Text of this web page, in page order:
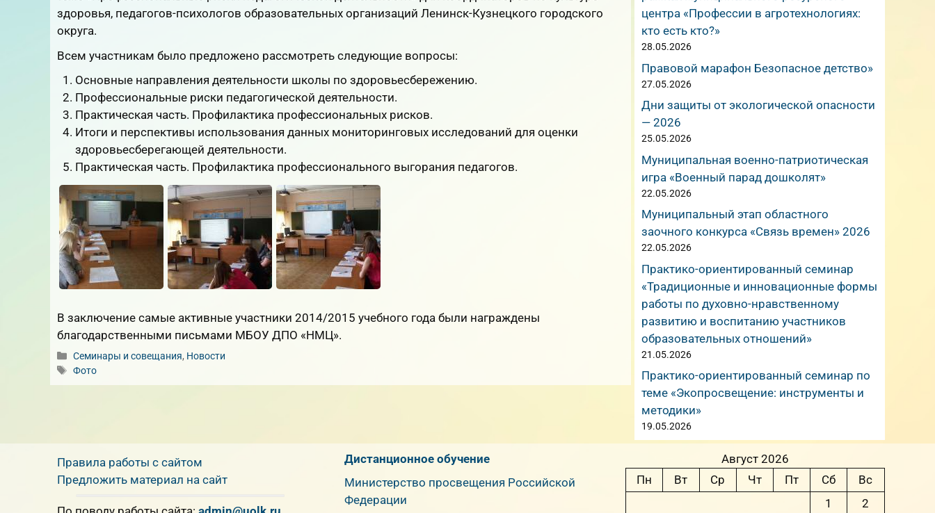
здоровья, педагогов-психологов образовательных организаций Ленинск-Кузнецкого городского
округа.
Всем участникам было предложено рассмотреть следующие вопросы:
Основные направления деятельности школы по здоровьесбережению.
Профессиональные риски педагогической деятельности.
Практическая часть. Профилактика профессиональных рисков.
Итоги и перспективы использования данных мониторинговых исследований для оценки
здоровьесберегающей деятельности.
Практическая часть. Профилактика профессионального выгорания педагогов.
В заключение самые активные участники 2014/2015 учебного года были награждены
благодарственными письмами МБОУ ДПО «НМЦ».
Рубрики
Семинары и совещания, Новости
Метки
Фото
центра «Профессии в агротехнологиях:
кто есть кто?»
28.05.2026
Правовой марафон Безопасное детство»
27.05.2026
Дни защиты от экологической опасности
— 2026
25.05.2026
Муниципальная военно-патриотическая
игра «Военный парад дошколят»
22.05.2026
Муниципальный этап областного
заочного конкурса «Связь времен» 2026
22.05.2026
Практико-ориентированный семинар
«Традиционные и инновационные формы
работы по духовно-нравственному
развитию и воспитанию участников
образовательных отношений»
21.05.2026
Практико-ориентированный семинар по
теме «Экопросвещение: инструменты и
методики»
19.05.2026
Правила работы с сайтом
Предложить материал на сайт
Дистанционное обучение
Министерство просвещения Российской
Федерации
Август 2026
Пн
Вт Ср Чт Пт Сб
Вс
1
2